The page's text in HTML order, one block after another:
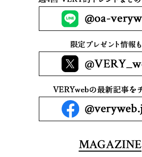
MAGAZINE